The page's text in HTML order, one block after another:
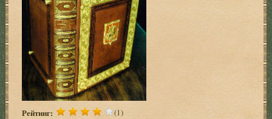
Рейтинг: (1)